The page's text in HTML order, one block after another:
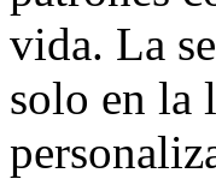
vida. La
solo en la